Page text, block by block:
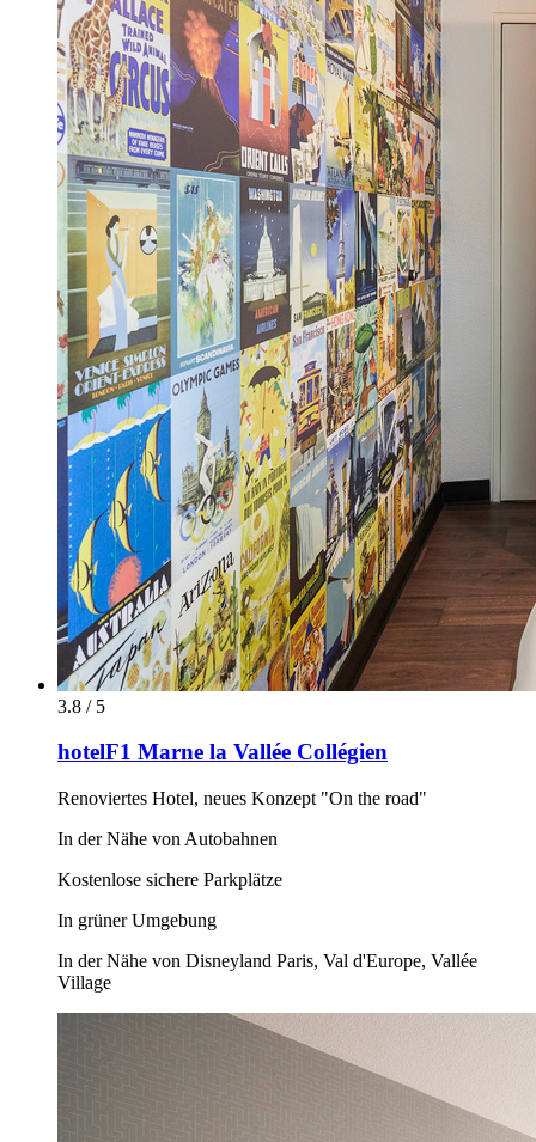
3.8 / 5
hotelF1 Marne la Vallée Collégien
Renoviertes Hotel, neues Konzept "On the road"
In der Nähe von Autobahnen
Kostenlose sichere Parkplätze
In grüner Umgebung
In der Nähe von Disneyland Paris, Val d'Europe, Vallée
Village